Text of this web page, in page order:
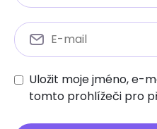
Uložit moje jméno, e-
tomto prohlížeči pro